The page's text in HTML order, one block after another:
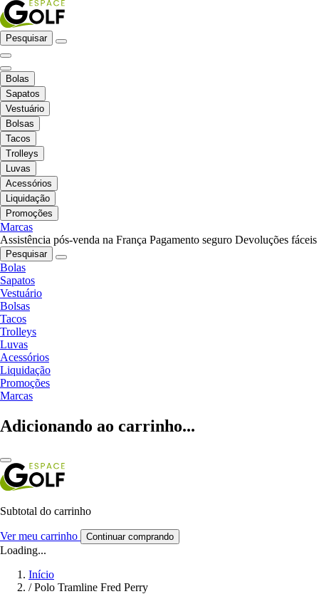
Pesquisar
Bolas
Sapatos
Vestuário
Bolsas
Tacos
Trolleys
Luvas
Acessórios
Liquidação
Promoções
Marcas
Assistência pós-venda na França Pagamento seguro Devoluções fáceis
Pesquisar
Bolas
Sapatos
Vestuário
Bolsas
Tacos
Trolleys
Luvas
Acessórios
Liquidação
Promoções
Marcas
Adicionando ao carrinho...
Subtotal do carrinho
Ver meu carrinho Continuar comprando
Loading...
Início
/ Polo Tramline Fred Perry